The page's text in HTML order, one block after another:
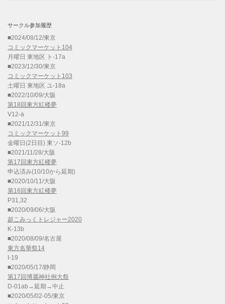
サークル参加履歴
■2024/08/12/東京
コミックマーケット104
月曜日 東地区 ト-17a
■2023/12/30/東京
コミックマーケット103
土曜日 東地区 ユ-18a
■2022/10/09/大阪
第18回東方紅楼夢
V12-a
■2021/12/31/東京
コミックマーケット99
金曜日(2日目) 東ソ-12b
■2021/11/28/大阪
第17回東方紅楼夢
申込済み(10/10から延期)
■2020/10/11/大阪
第16回東方紅楼夢
P31,32
■2020/09/06/大阪
超こみっくトレジャー2020
K-13b
■2020/08/09/名古屋
東方名華祭14
I-19
■2020/05/17/静岡
第17回博麗神社例大祭
D-01ab→延期→中止
■2020/05/02-05/東京